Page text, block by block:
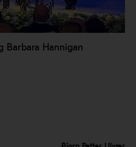
Barbara Hannigan